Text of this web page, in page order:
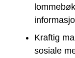
Kraftig
sosiale